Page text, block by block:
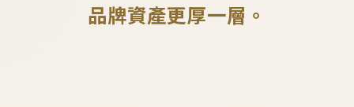
品牌資產更厚一層。